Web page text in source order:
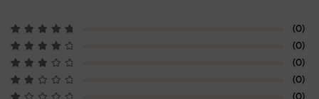
(0)
(0)
(0)
(0)
(0)